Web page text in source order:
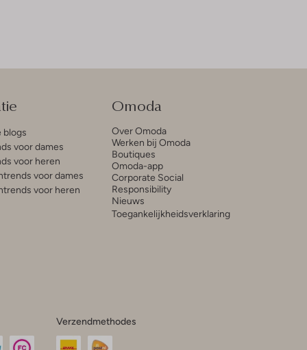
blogs
voor dames
voor heren
voor dames
voor heren
Omoda
Over Omoda
Werken bij Omoda
Boutiques
Omoda-app
Corporate Social
Responsibility
Nieuws
Toegankelijkheidsverklaring
Verzendmethodes